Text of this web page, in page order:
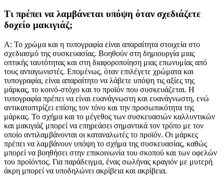
Τι πρέπει να λαμβάνεται υπόψη όταν σχεδιάζετε
δοχείο μακιγιάζ;
Α: Το χρώμα και η τυπογραφία είναι απαραίτητα στοιχεία στο
σχεδιασμό της συσκευασίας. Βοηθούν στη δημιουργία μιας
οπτικής ταυτότητας και στη διαφοροποίηση μιας επωνυμίας από
τους ανταγωνιστές. Επομένως, όταν επιλέγετε χρώματα και
τυπογραφία, είναι απαραίτητο να λάβετε υπόψη τις αξίες της
μάρκας, το κοινό-στόχο και το προϊόν που συσκευάζεται. Η
τυπογραφία πρέπει να είναι ευανάγνωστη και ευανάγνωστη, ενώ
αντικατοπτρίζει επίσης τον τόνο και την προσωπικότητα της
μάρκας. Το σχήμα και το μέγεθος των συσκευασιών καλλυντικών
και μακιγιάζ μπορεί να επηρεάσει σημαντικά τον τρόπο με τον
οποίο αντιλαμβάνονται οι καταναλωτές το προϊόν. Οι μάρκες
πρέπει να λαμβάνουν υπόψη το σχήμα της συσκευασίας, καθώς
μπορεί να βοηθήσει στην επικοινωνία του σκοπού και των οφελών
του προϊόντος. Για παράδειγμα, ένας σωλήνας κραγιόν με μυτερή
άκρη μπορεί να υποδηλώνει ακρίβεια και ακρίβεια.